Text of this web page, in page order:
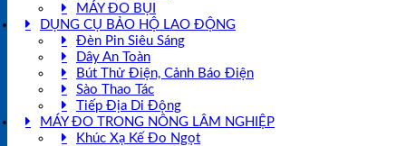
MÁY ĐO BỤI
DỤNG CỤ BẢO HỘ LAO ĐỘNG
Đèn Pin Siêu Sáng
Dây An Toàn
Bút Thử Điện, Cảnh Báo Điện
Sào Thao Tác
Tiếp Địa Di Động
MÁY ĐO TRONG NÔNG LÂM NGHIỆP
Khúc Xạ Kế Đo Ngọt